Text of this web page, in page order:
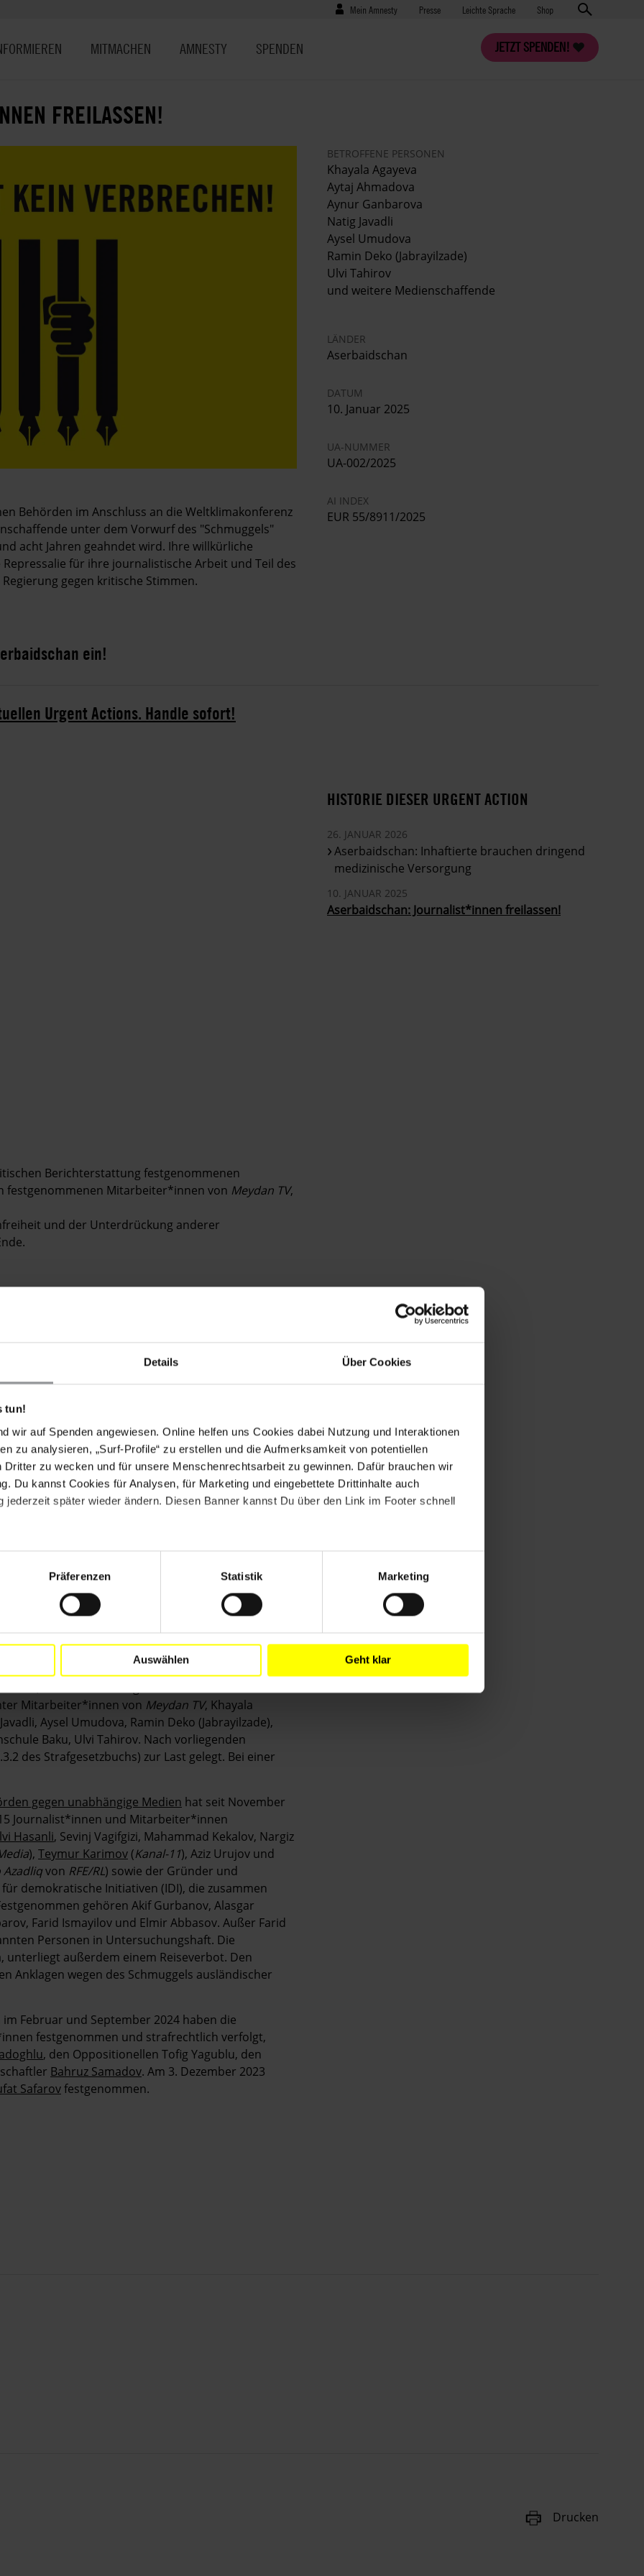
Details Über Cookies
tun!
wir auf Spenden angewiesen. Online helfen uns Cookies dabei Nutzung und Interaktionen
zu analysieren, „Surf-Profile“ zu erstellen und die Aufmerksamkeit von potentiellen
Dritter zu wecken und für unsere Menschenrechtsarbeit zu gewinnen. Dafür brauchen wir
Du kannst Cookies für Analysen, für Marketing und eingebettete Drittinhalte auch
jederzeit später wieder ändern. Diesen Banner kannst Du über den Link im Footer schnell
Präferenzen Statistik Marketing
Auswählen Geht klar
Benutzermenü
Mein Amnesty Presse
Presse Leichte Sprache Shop
JETZT SPENDEN!
MITMACHEN AMNESTY SPENDEN
FREILASSEN!
Behörden im Anschluss an die Weltklimakonferenz
unter dem Vorwurf des "Schmuggels"
acht Jahren geahndet wird. Ihre willkürliche
für ihre journalistische Arbeit und Teil des
gegen kritische Stimmen.
BETROFFENE PERSONEN
Khayala Agayeva
Aytaj Ahmadova
Aynur Ganbarova
Natig Javadli
Aysel Umudova
Ramin Deko (Jabrayilzade)
Ulvi Tahirov
und weitere Medienschaffende
LÄNDER
Aserbaidschan
DATUM
10. Januar 2025
UA-NUMMER
UA-002/2025
AI INDEX
EUR 55/8911/2025
ein!
Urgent Actions. Handle sofort!
Berichterstattung festgenommenen
festgenommenen Mitarbeiter*innen von Meydan TV,
und der Unterdrückung anderer
sieben Journalist*innen und Medienschaffenden
zur Sorge.
Mitarbeiter*innen des Nachrichtensenders
Natig Javadli, Aysel Umudova und Ramin Deko
Journalistenschule Baku, Ulvi Tahirov, fest.
Land geschmuggelt zu haben. Bei diesem Vorwurf,
erhoben wird, handelt es sich um eine
Besonders besorgniserregend ist, dass den
zu ihren Rechtsbeiständen verweigert wurde. Ihre
einer und fünf Stunden gewartet zu haben, um ihre
November 2024 in der aserbaidschanischen
fehlten auf derKonferenz, da sich viele
im Exil befanden.
nahmen Ordnungskräfte mehrere
Mitarbeiter*innen von Meydan TV, Khayala
Aysel Umudova, Ramin Deko (Jabrayilzade),
Baku, Ulvi Tahirov. Nach vorliegenden
des Strafgesetzbuchs) zur Last gelegt. Bei einer
gegen unabhängige Medien hat seit November
Journalist*innen und Mitarbeiter*innen
Hasanli, Sevinj Vagifgizi, Mahammad Kekalov, Nargiz
), Teymur Karimov (Kanal-11), Aziz Urujov und
Azadliqvon RFE/RL) sowie der Gründer und
demokratische Initiativen (IDI), die zusammen
gehören Akif Gurbanov, Alasgar
Farid Ismayilov und Elmir Abbasov. Außer Farid
Personen in Untersuchungshaft. Die
unterliegt außerdem einem Reiseverbot. Den
Anklagen wegen des Schmuggels ausländischer
Februar und September 2024 haben die
festgenommen und strafrechtlich verfolgt,
, den Oppositionellen Tofig Yagublu, den
Bahruz Samadov. Am 3. Dezember 2023
Safarovfestgenommen.
HISTORIE DIESER URGENT ACTION
26. JANUAR 2026
Aserbaidschan: Inhaftierte brauchen dringend
medizinische Versorgung
10. JANUAR 2025
Aserbaidschan: Journalist*innen freilassen!
Drucken